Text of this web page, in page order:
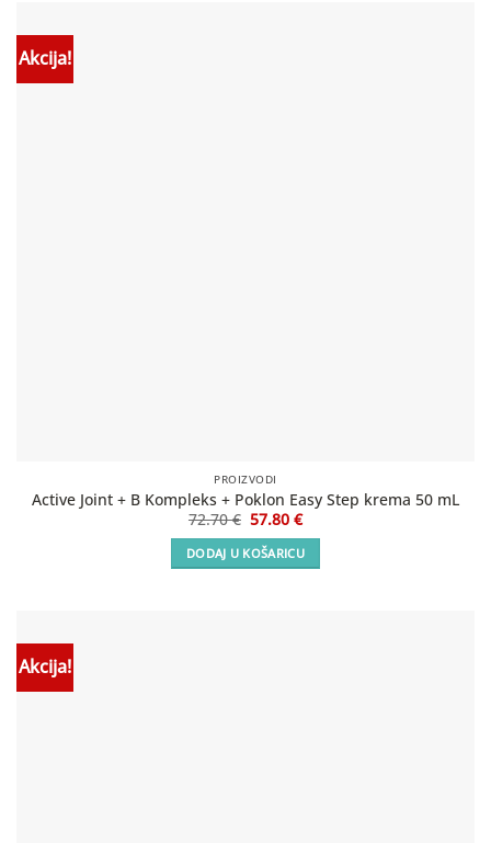
Akcija!
PROIZVODI
Active Joint + B Kompleks + Poklon Easy Step krema 50 mL
72.70€ Izvorna
cijena
bila
je:
72.70 €.
57.80€Trenutna
cijena
je:
57.80 €.
DODAJ U KOŠARICU
Akcija!